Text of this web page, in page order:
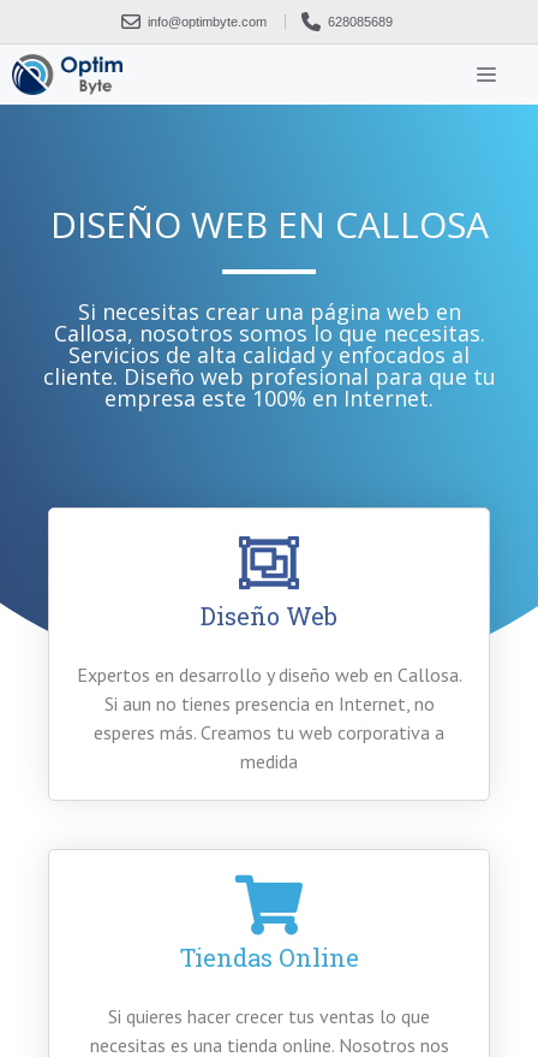
info@optimbyte.com 628085689
DISEÑO WEB EN CALLOSA
Si necesitas crear una página web en
Callosa, nosotros somos lo que necesitas.
Servicios de alta calidad y enfocados al
cliente. Diseño web profesional para que tu
empresa este 100% en Internet.
Diseño Web
Expertos en desarrollo y diseño web en Callosa.
Si aun no tienes presencia en Internet, no
esperes más. Creamos tu web corporativa a
medida
Tiendas Online
Si quieres hacer crecer tus ventas lo que
necesitas es una tienda online. Nosotros nos